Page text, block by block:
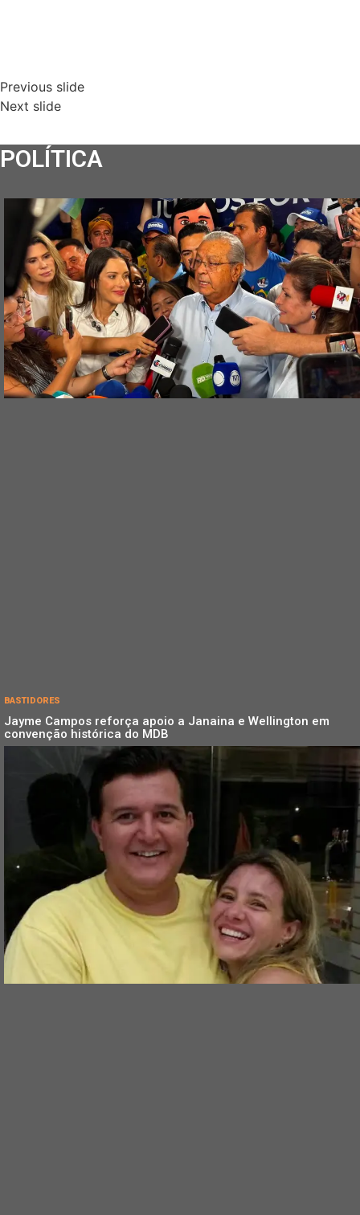
Previous slide
Next slide
POLÍTICA
BASTIDORES
Jayme Campos reforça apoio a Janaina e Wellington em
convenção histórica do MDB